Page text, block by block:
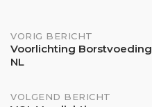
Bericht
navigatie
VORIG BERICHT
Voorlichting Borstvoeding
NL
VOLGEND BERICHT